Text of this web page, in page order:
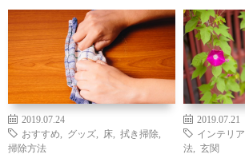
2019.07.24
おすすめ
グッズ 床 拭き掃除
掃除方法
2019.07.21
インテリア
法
玄関